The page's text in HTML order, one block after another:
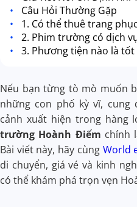
Câu Hỏi Thường Gặp
1. Có thể thuê trang
2. Phim trường có dịch
3. Phương tiện nào là
Nếu bạn từng tò mò muốn
những con phố kỳ vĩ,
cảnh xuất hiện trong hàng
trường Hoành Điếm chính
Bài viết này, hãy cùng World
di chuyển, giá vé và kinh
có thể khám phá trọn vẹn